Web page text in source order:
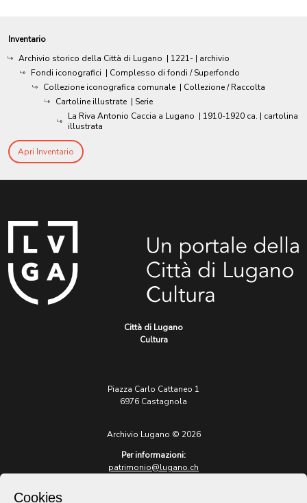
Inventario
Archivio storico della Città di Lugano | 1221- | archivio
Fondi iconografici | Complesso di fondi / Superfondo
Collezione iconografica comunale | Collezione / Raccolta
Cartoline illustrate | Serie
La Riva Antonio Caccia a Lugano | 1910-1920 ca. | cartolina
illustrata
Apri Inventario
Città di Lugano
Cultura
Piazza Carlo Cattaneo 1
6976 Castagnola
Archivio Lugano © 2026
Per informazioni:
patrimonio@lugano.ch
Cookies